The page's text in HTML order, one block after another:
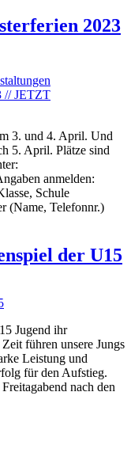
2023
3. und 4. April. Und
5. April. Plätze sind
anmelden:
Schule
(Name, Telefonnr.)
der U15
Jugend ihr
führen unsere Jungs
Leistung und
für den Aufstieg.
nach den